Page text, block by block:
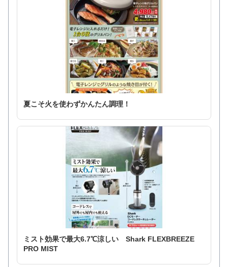
夏こそ火を使わずかんたん調理！
ミスト効果で最大6.7℃涼しい Shark FLEXBREEZE
PRO MIST